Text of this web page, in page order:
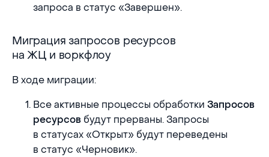
запроса в статус «Завершен».
Миграция запросов ресурсов на ЖЦ и
Миграция запросов ресурсов
на ЖЦ и воркфлоу
В ходе миграции:
Все активные процессы обработкиЗапросов
ресурсов будут прерваны. Запросы
в статусах «Открыт» будут переведены
в статус «Черновик».